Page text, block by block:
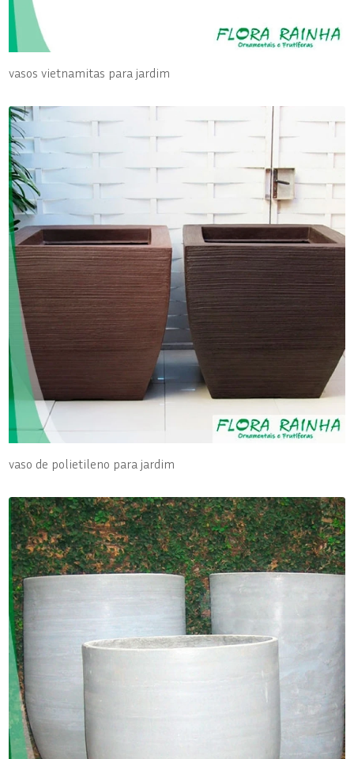
vasos vietnamitas para jardim
vaso de polietileno para jardim